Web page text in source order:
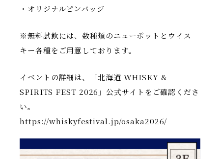
・オリジナルピンバッジ
※無料試飲には、数種類のニューポットとウイス
キー各種をご用意しております。
イベントの詳細は、「北海道 WHISKY &
SPIRITS FEST 2026」公式サイトをご確認くださ
い。
https://whiskyfestival.jp/osaka2026/